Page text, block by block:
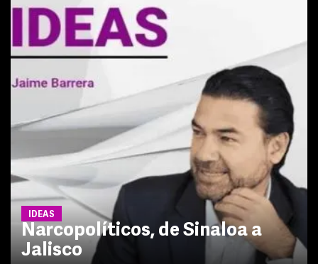
IDEAS
Narcopolíticos, de Sinaloa a
Jalisco